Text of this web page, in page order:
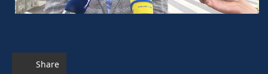
Share